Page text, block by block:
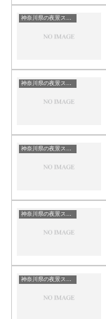
神奈川県の夜景スポット一覧
神奈川県の夜景スポット一覧
神奈川県の夜景スポット一覧
神奈川県の夜景スポット一覧
神奈川県の夜景スポット一覧